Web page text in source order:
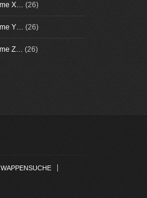
X… (26)
Y… (26)
Z… (26)
WAPPENSUCHE